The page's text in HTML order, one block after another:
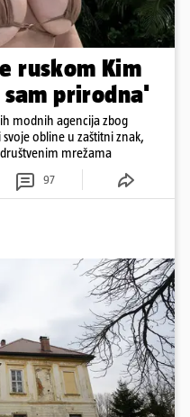
ruskom Kim
prirodna'
modnih agencija zbog
obline u zaštitni znak,
mrežama
97